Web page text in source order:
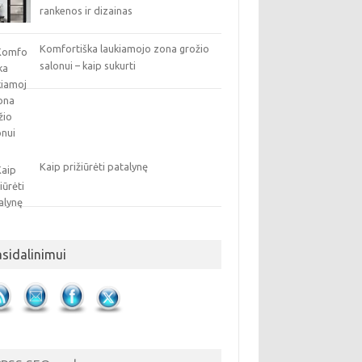
rankenos ir dizainas
Komfortiška laukiamojo zona grožio
salonui – kaip sukurti
Kaip prižiūrėti patalynę